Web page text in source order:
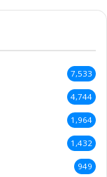
7,533
4,744
1,964
1,432
949